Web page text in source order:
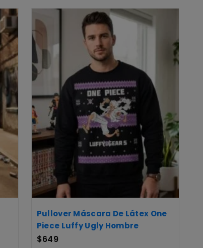
Pullover Máscara De Látex One
Piece Luffy Ugly Hombre
$649